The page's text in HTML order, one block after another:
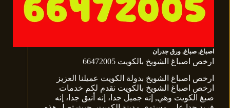
اصباغ, صباغ, ورق جدران
ارخص اصباغ الشويخ بالكويت 66472005
ارخص اصباغ الشويخ بدولة الكويت عميلنا العزيز
ارخص اصباغ الشويخ بالكويت نقدم لكم خدمات
صبغ الكويت وهي, إنه جميل جدا، إنه أنيق جدا، إنه